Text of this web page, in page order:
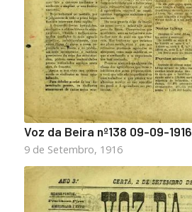
Voz da Beira nº138 09-09-1916
9 de Setembro, 1916